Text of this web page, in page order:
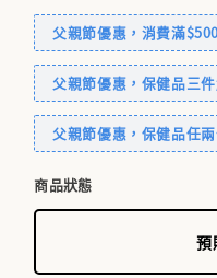
父親節優惠，消費滿
父親節優惠，保健品三
父親節優惠，保健品任
商品狀態
預